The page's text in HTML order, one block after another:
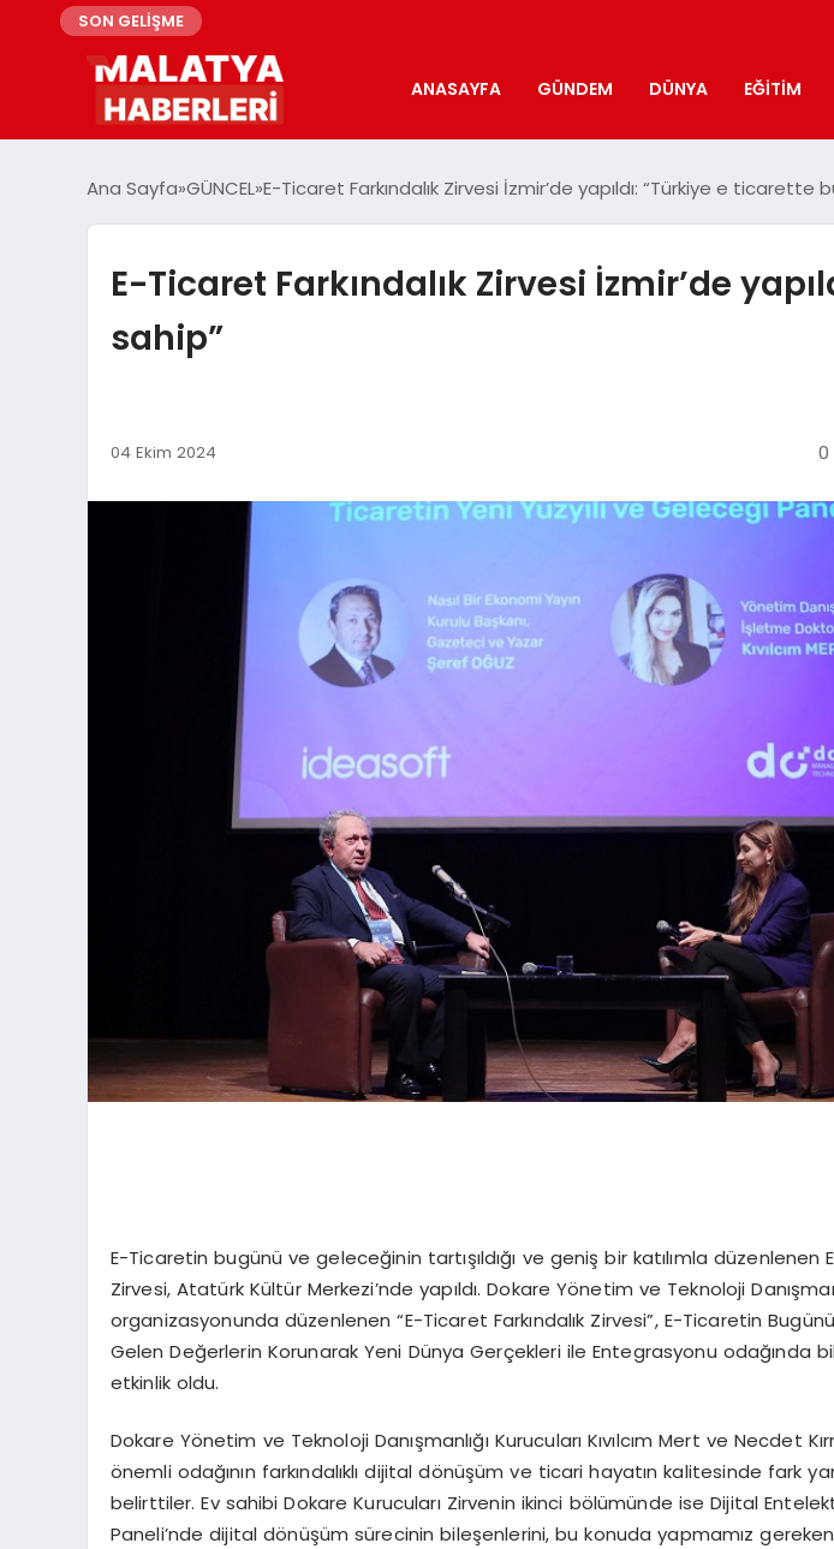
SON GELİŞME
ANASAYFA GÜNDEM DÜNYA EĞITIM
Ana Sayfa GÜNCEL E-Ticaret Farkındalık Zirvesi İzmir’de yapıldı: “Türkiye e ticarette
E-Ticaret Farkındalık Zirvesi İzmir’de
sahip”
04 Ekim 2024 0
E-Ticaretin bugünü ve geleceğinin tartışıldığı ve geniş bir katılımla düzenlenen
Zirvesi, Atatürk Kültür Merkezi’nde yapıldı. Dokare Yönetim ve Teknoloji
organizasyonunda düzenlenen “E-Ticaret Farkındalık Zirvesi”, E-Ticaretin
Gelen Değerlerin Korunarak Yeni Dünya Gerçekleri ile Entegrasyonu odağında
etkinlik oldu.
Dokare Yönetim ve Teknoloji Danışmanlığı Kurucuları Kıvılcım Mert ve Necdet
önemli odağının farkındalıklı dijital dönüşüm ve ticari hayatın kalitesinde fark
belirttiler. Ev sahibi Dokare Kurucuları Zirvenin ikinci bölümünde ise Dijital
Paneli’nde dijital dönüşüm sürecinin bileşenlerini, bu konuda yapmamız